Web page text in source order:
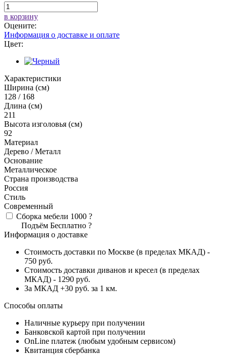
в корзину
Оцените:
Информация о доставке и оплате
Цвет:
Характеристики
Ширина (см)
128 / 168
Длина (см)
211
Высота изголовья (см)
92
Материал
Дерево / Металл
Основание
Металлическое
Страна производства
Россия
Стиль
Современный
Сборка мебели 1000 ?
Подъём Бесплатно ?
Информация о доставке
Стоимость доставки по Москве (в пределах МКАД) -
750 руб.
Стоимость доставки диванов и кресел (в пределах
МКАД) - 1290 руб.
За МКАД +30 руб. за 1 км.
Способы оплаты
Наличные курьеру при получении
Банковской картой при получении
OnLine платеж (любым удобным сервисом)
Квитанция сбербанка